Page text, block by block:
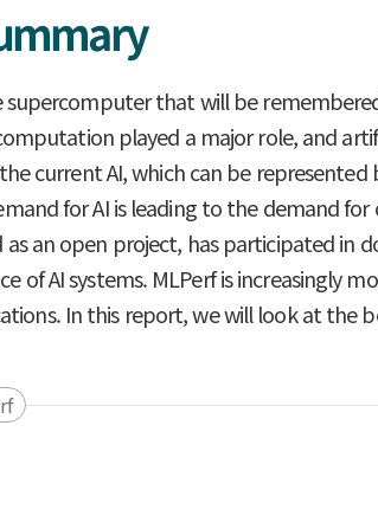
supercomputer that will be
played a major role, and
current AI, which can be
for AI is leading to the demand
an open project, has participated in
of AI systems. MLPerf is increasingly
In this report, we will look at the